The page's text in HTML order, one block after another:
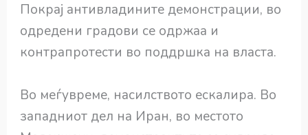
Покрај антивладините демонстрации, во
одредени градови се одржаа и
контрапротести во поддршка на власта.
Во меѓувреме, насилството ескалира. Во
западниот дел на Иран, во местото